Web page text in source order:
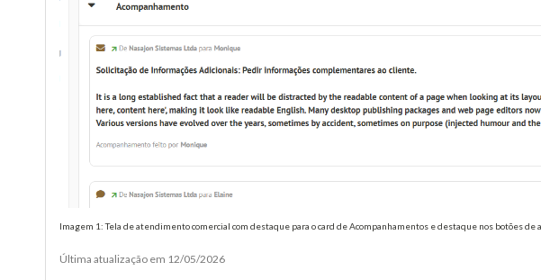
Imagem 1: Tela de atendimento comercial com destaque para o card de Acompanhamentos e destaque nos botões de
Última atualização em 12/05/2026